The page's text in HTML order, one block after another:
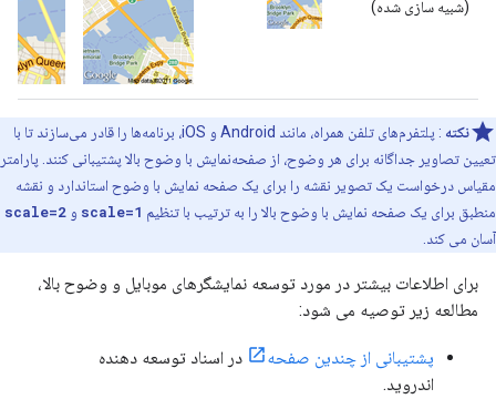
(شبیه سازی شده)
نکته
: پلتفرم‌های تلفن همراه، مانند Android و iOS، برنامه‌ها را قادر می‌سازند تا با
تعیین تصاویر جداگانه برای هر وضوح، از صفحه‌نمایش با وضوح بالا پشتیبانی کنند. پارامتر
مقیاس درخواست یک تصویر نقشه را برای یک صفحه نمایش با وضوح استاندارد و نقشه
منطبق برای یک صفحه نمایش با وضوح بالا را به ترتیب با تنظیم scale=1 و scale=2
آسان می کند.
برای اطلاعات بیشتر در مورد توسعه نمایشگرهای موبایل و وضوح بالا،
مطالعه زیر توصیه می شود:
پشتیبانی از چندین صفحه
در اسناد توسعه دهنده
اندروید.